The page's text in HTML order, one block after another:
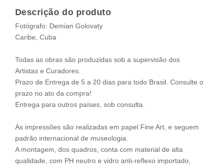
Descrição do produto
Fotógrafo: Demian Golovaty
Caribe, Cuba
Todas as obras são produzidas sob a supervisão dos
Artistas e Curadores.
Prazo de Entrega de 5 a 20 dias para todo Brasil. Consulte o
prazo no ato da compra!
Entrega para outros países, sob consulta.
As impressões são realizadas em papel Fine Art, e seguem
padrão internacional de museologia.
A montagem, dos quadros, conta com material de alta
qualidade, com PH neutro e vidro anti-reflexo importado,